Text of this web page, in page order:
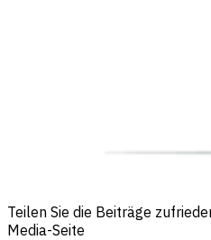
Teilen Sie die Beiträge
Media-Seite